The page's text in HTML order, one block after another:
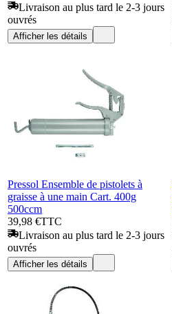
Livraison au plus tard le 2-3 jours
ouvrés
Afficher les détails
Pressol Ensemble de pistolets à
graisse à une main Cart. 400g
500ccm
39,98 €TTC
Livraison au plus tard le 2-3 jours
ouvrés
Afficher les détails